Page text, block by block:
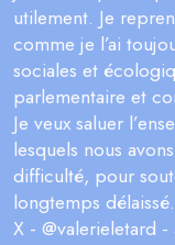
utilement. Je
comme je l’ai
sociales et
parlementaire et
Je veux saluer
lesquels nous
difficulté, pour
longtemps délaissé.
X - @valerieletard